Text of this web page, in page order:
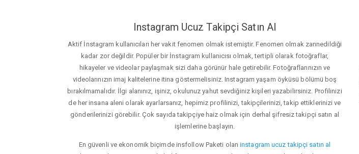
Instagram Ucuz Takipçi Satın Al
Aktif İnstagram kullanıcıları her vakit fenomen olmak istemiştir. Fenomen olmak zannedildiği
kadar zor değildir. Popüler bir İnstagram kullanıcısı olmak, tertipli olarak fotoğraflar,
hikayeler ve videolar paylaşmak sizi daha görünür hale getirebilir. Fotoğraflarınızın ve
videolarınızın imaj kalitelerine itina göstermelisiniz. Instagram yaşam öyküsü bölümü boş
bırakılmamalıdır. İlgi alanınız, işiniz, okulunuz yahut sevdiğiniz kişileri yazabilirsiniz. Profilinizi
de her insana aleni olarak ayarlarsanız, hepimiz profilinizi, takipçilerinizi, takip ettiklerinizi ve
gönderilerinizi görebilir. Çok sayıda takipçiye haiz olmak için derhal şifresiz takipçi satın al
işlemlerine başlayın.
En güvenli ve ekonomik biçimde insfollow Paketi olaninstagram ucuz takipçi satın al